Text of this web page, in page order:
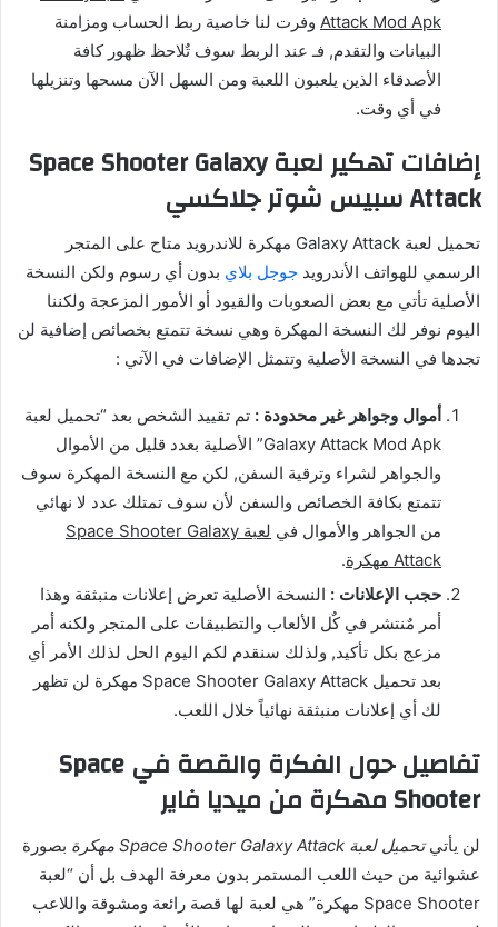
Attack Mod Apk وفرت لنا خاصية ربط الحساب ومزامنة
البيانات والتقدم, فـ عند الربط سوف تٌلاحظ ظهور كافة
الأصدقاء الذين يلعبون اللعبة ومن السهل الآن مسحها وتنزيلها
في أي وقت.
إضافات تهكير لعبة Space Shooter Galaxy
Attack سبيس شوتر جلاكسي
تحميل لعبة Galaxy Attack مهكرة للاندرويد متاح على المتجر
الرسمي للهواتف الأندرويد جوجل بلاي بدون أي رسوم ولكن النسخة
الأصلية تأتي مع بعض الصعوبات والقيود أو الأمور المزعجة ولكننا
اليوم نوفر لك النسخة المهكرة وهي نسخة تتمتع بخصائص إضافية لن
تجدها في النسخة الأصلية وتتمثل الإضافات في الآتي :
أموال وجواهر غير محدودة : تم تقييد الشخص بعد “تحميل لعبة
Galaxy Attack Mod Apk” الأصلية بعدد قليل من الأموال
والجواهر لشراء وترقية السفن, لكن مع النسخة المهكرة سوف
تتمتع بكافة الخصائص والسفن لأن سوف تمتلك عدد لا نهائي
من الجواهر والأموال في
لعبة Space Shooter Galaxy
Attack مهكرة
.
حجب الإعلانات : النسخة الأصلية تعرض إعلانات منبثقة وهذا
أمر مٌنتشر في كٌل الألعاب والتطبيقات على المتجر ولكنه أمر
مزعج بكل تأكيد, ولذلك سنقدم لكم اليوم الحل لذلك الأمر أي
بعد تحميل Space Shooter Galaxy Attack مهكرة لن تظهر
لك أي إعلانات منبثقة نهائياً خلال اللعب.
تفاصيل حول الفكرة والقصة في Space
Shooter مهكرة من ميديا فاير
لن يأتيتحميل لعبة Space Shooter Galaxy Attack مهكرة
بصورة
عشوائية من حيث اللعب المستمر بدون معرفة الهدف بل أن “لعبة
Space Shooter مهكرة” هي لعبة لها قصة رائعة ومشوقة واللاعب